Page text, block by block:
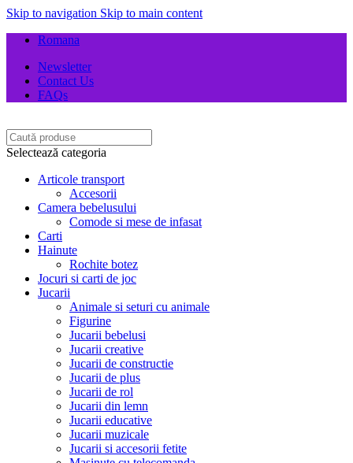
Skip to navigation Skip to main content
Romana
Newsletter
Contact Us
FAQs
Selectează categoria
Articole transport
Accesorii
Camera bebelusului
Comode si mese de infasat
Carti
Hainute
Rochite botez
Jocuri si carti de joc
Jucarii
Animale si seturi cu animale
Figurine
Jucarii bebelusi
Jucarii creative
Jucarii de constructie
Jucarii de plus
Jucarii de rol
Jucarii din lemn
Jucarii educative
Jucarii muzicale
Jucarii si accesorii fetite